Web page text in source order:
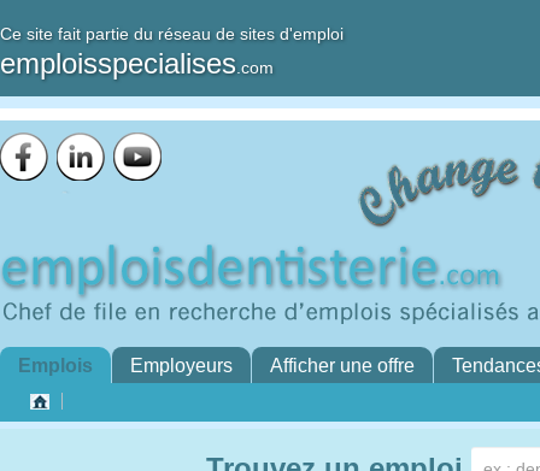
Ce site fait partie du réseau de sites d'emploi
emploisspecialises .com
Emplois Employeurs Afficher une offre